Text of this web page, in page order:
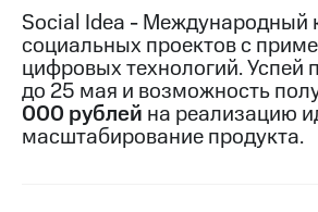
Контакты
Медиа-центр
Пресс-
релизы
Social Idea - Международный
социальных проектов с
цифровых технологий. Успей
до 25 мая и возможность
000 рублей на реализацию
масштабирование продукта.